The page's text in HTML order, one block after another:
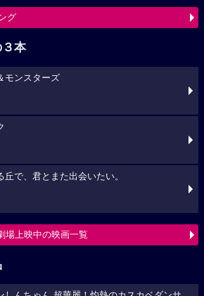
グ
本
モンスターズ
丘で、君とまた出会いたい。
場上映中の映画一覧